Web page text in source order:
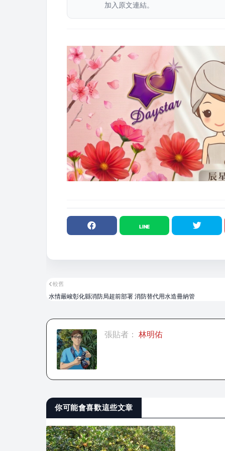
加入原文連結。
較舊
水情嚴峻彰化縣消防局超前部署 消防替代用水造冊納管
張貼者： 林明佑
你可能會喜歡這些文章